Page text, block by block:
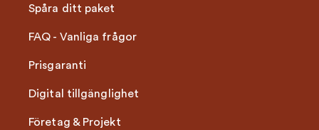
Spåra ditt paket
FAQ - Vanliga frågor
Prisgaranti
Digital tillgänglighet
Företag & Projekt